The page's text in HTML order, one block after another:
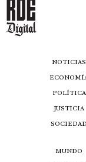
NOTICIAS
POLÍTICA
JUSTICIA
SOCIEDAD
MUNDO